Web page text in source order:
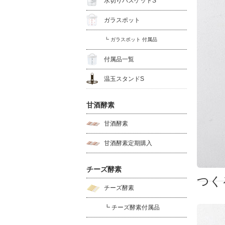
つく
ガラスポット
┗ ガラスポット 付属品
付属品一覧
温玉スタンドS
甘酒酵素
甘酒酵素
甘酒酵素定期購入
チーズ酵素
チーズ酵素
┗ チーズ酵素付属品